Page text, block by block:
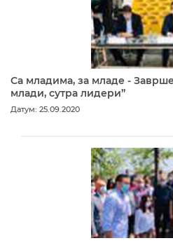
Са младима, за младе -
млади, сутра лидери”
Датум: 25.09.2020